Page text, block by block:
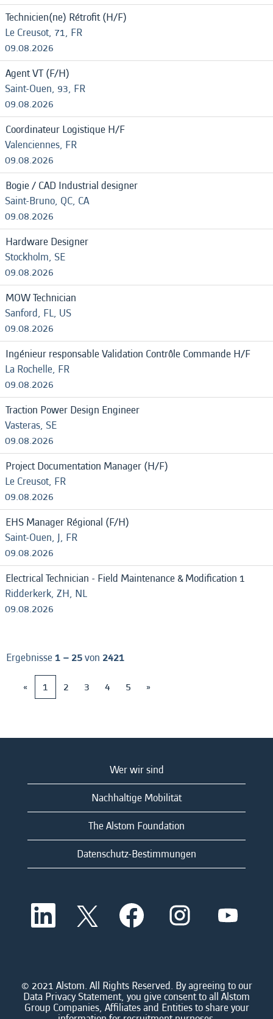
Technicien(ne) Rétrofit (H/F)
Le Creusot, 71, FR
09.08.2026
Agent VT (F/H)
Saint-Ouen, 93, FR
09.08.2026
Coordinateur Logistique H/F
Valenciennes, FR
09.08.2026
Bogie / CAD Industrial designer
Saint-Bruno, QC, CA
09.08.2026
Hardware Designer
Stockholm, SE
09.08.2026
MOW Technician
Sanford, FL, US
09.08.2026
Ingénieur responsable Validation Contrôle Commande H/F
La Rochelle, FR
09.08.2026
Traction Power Design Engineer
Vasteras, SE
09.08.2026
Project Documentation Manager (H/F)
Le Creusot, FR
09.08.2026
EHS Manager Régional (F/H)
Saint-Ouen, J, FR
09.08.2026
Electrical Technician - Field Maintenance & Modification 1
Ridderkerk, ZH, NL
09.08.2026
Ergebnisse1 – 25von 2421
«
1 2 3 4 5 »
Wer wir sind
Nachhaltige Mobilität
The Alstom Foundation
Datenschutz-Bestimmungen
W
r
e
i
n
e
W
i
r
e
n
W
e
i
n
e
W
e
i
n
e
W
e
i
n
e
© 2021 Alstom. All Rights Reserved. By agreeing to our
Data Privacy Statement, you give consent to all Alstom
Group Companies, Affiliates and Entities to share your